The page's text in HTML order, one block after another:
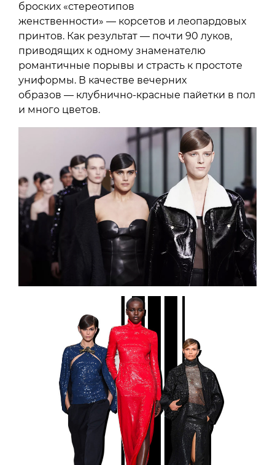
броских «стереотипов
женственности» — корсетов и леопардовых
принтов. Как результат — почти 90 луков,
приводящих к одному знаменателю
романтичные порывы и страсть к простоте
униформы. В качестве вечерних
образов — клубнично-красные пайетки в пол
и много цветов.